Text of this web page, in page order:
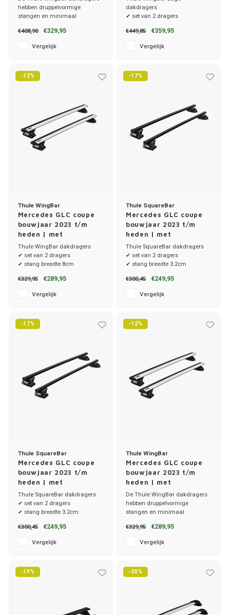
hebben druppelvormige
stangen en minimaal
✔ set van 2 dragers
✔ stang breedte 8cm
€408,90 €329,95
Vergelijk
dakdragers
✔ set van 2 dragers
✔ incl. stangen, voetenset en
€449,85 €359,95
Vergelijk
-12%
Thule WingBar
Mercedes GLC coupe
bouwjaar 2023 t/m
heden | met
montagepunten
Thule WingBar dakdragers
✔ set van 2 dragers
✔ stang breedte 8cm
€329,95 €289,95
Vergelijk
-17%
Thule SquareBar
Mercedes GLC coupe
bouwjaar 2023 t/m
heden | met
montagepunten
Thule SquareBar dakdragers
✔ set van 2 dragers
✔ stang breedte 3.2cm
€300,45 €249,95
Vergelijk
-17%
Thule SquareBar
Mercedes GLC coupe
bouwjaar 2023 t/m
heden | met
montagepunten
Thule SquareBar dakdragers
✔ set van 2 dragers
✔ stang breedte 3.2cm
€300,45 €249,95
Vergelijk
-12%
Thule WingBar
Mercedes GLC coupe
bouwjaar 2023 t/m
heden | met
montagepunten
De Thule WingBar dakdragers
hebben druppelvormige
stangen en minimaal
✔ set van 2 dragers
✔ stang breedte 8cm
€329,95 €289,95
Vergelijk
-19% -20%